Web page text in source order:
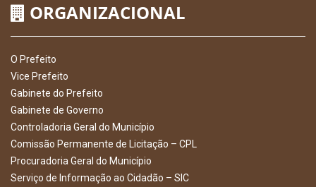
ORGANIZACIONAL
O Prefeito
Vice Prefeito
Gabinete do Prefeito
Gabinete de Governo
Controladoria Geral do Município
Comissão Permanente de Licitação – CPL
Procuradoria Geral do Município
Serviço de Informação ao Cidadão – SIC